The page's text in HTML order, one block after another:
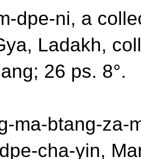
dpe-ni, a
Ladakh,
26 ps. 8°.
ma-btang-za-
cha-yin,